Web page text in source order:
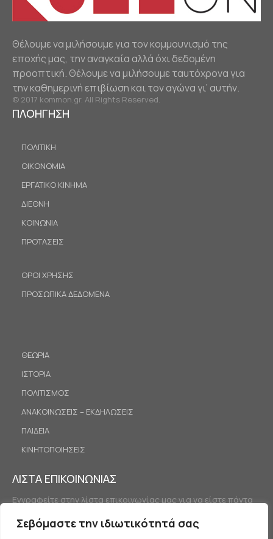
Σεβόμαστε την ιδιωτικότητά σας
Θέλουμε να μιλήσουμε για τον κομμουνισμό της
εποχής μας, την αναγκαία αλλά όχι δεδομένη
προοπτική. Θέλουμε να μιλήσουμε ταυτόχρονα για
την καθημερινή επιβίωση και τον αγώνα γι’ αυτήν.
© 2017 kommon.gr. All Rights Reserved.
ΠΛΟΗΓΗΣΗ
ΠΟΛΙΤΙΚΗ
ΟΙΚΟΝΟΜΙΑ
ΕΡΓΑΤΙΚΟ ΚΙΝΗΜΑ
ΔΙΕΘΝΗ
ΚΟΙΝΩΝΙΑ
ΠΡΟΤΑΣΕΙΣ
ΟΡΟΙ ΧΡΗΣΗΣ
ΠΡΟΣΩΠΙΚΑ ΔΕΔΟΜΕΝΑ
ΘΕΩΡΙΑ
ΙΣΤΟΡΙΑ
ΠΟΛΙΤΙΣΜΟΣ
ΑΝΑΚΟΙΝΩΣΕΙΣ – ΕΚΔΗΛΩΣΕΙΣ
ΠΑΙΔΕΙΑ
ΚΙΝΗΤΟΠΟΙΗΣΕΙΣ
ΛΙΣΤΑ ΕΠΙΚΟΙΝΩΝΙΑΣ
Εγγραφείτε στην λίστα επικοινωνίας μας για να είστε πάντα